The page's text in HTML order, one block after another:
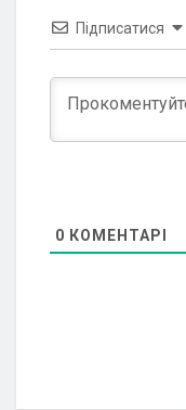
Підписатися
0 КОМЕНТАРІ